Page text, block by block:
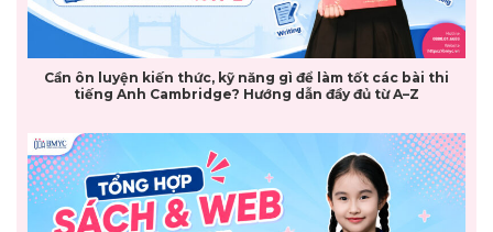
Cần ôn luyện kiến thức, kỹ năng gì để làm tốt các bài thi
tiếng Anh Cambridge? Hướng dẫn đầy đủ từ A–Z